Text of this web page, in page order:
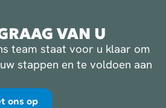
VAN U
team staat voor u klaar om
stappen en te voldoen aan
ons op